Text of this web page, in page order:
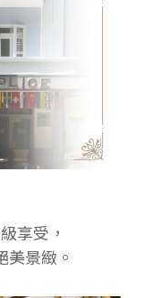
享受，
景緻。